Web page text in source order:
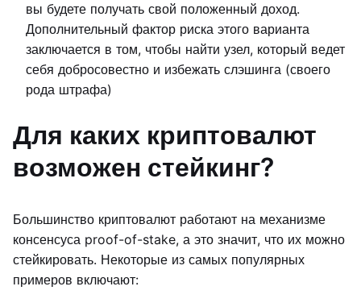
вы будете получать свой положенный доход.
Дополнительный фактор риска этого варианта
заключается в том, чтобы найти узел, который ведет
себя добросовестно и избежать слэшинга (своего
рода штрафа)
Для каких криптовалют
возможен стейкинг?
Большинство криптовалют работают на механизме
консенсуса proof-of-stake, а это значит, что их можно
стейкировать. Некоторые из самых популярных
примеров включают: